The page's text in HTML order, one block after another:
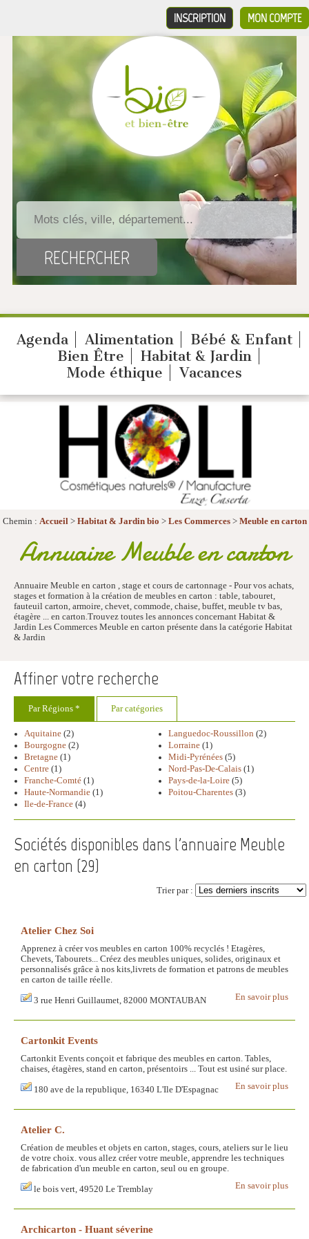
MON COMPTE
INSCRIPTION
Agenda Alimentation
Bébé & Enfant
Bien Être
Habitat & Jardin
Mode éthique
Vacances
Chemin : Accueil> Habitat & Jardin bio > Les Commerces> Meuble en carton
Annuaire Meuble en carton
Annuaire Meuble en carton , stage et cours de cartonnage - Pour vos achats,
stages et formation à la création de meubles en carton : table, tabouret,
fauteuil carton, armoire, chevet, commode, chaise, buffet, meuble tv bas,
étagère ... en carton.Trouvez toutes les annonces concernant Habitat &
Jardin Les Commerces Meuble en carton présente dans la catégorie Habitat
& Jardin
Affiner votre recherche
Par Régions * Par catégories
Aquitaine (2)
Bourgogne (2)
Bretagne (1)
Centre (1)
Franche-Comté (1)
Haute-Normandie (1)
Ile-de-France (4)
Languedoc-Roussillon (2)
Lorraine (1)
Midi-Pyrénées (5)
Nord-Pas-De-Calais (1)
Pays-de-la-Loire (5)
Poitou-Charentes (3)
Sociétés disponibles dans l'annuaire Meuble
en carton (29)
Trier par :
Atelier Chez Soi
Apprenez à créer vos meubles en carton 100% recyclés ! Etagères,
Chevets, Tabourets... Créez des meubles uniques, solides, originaux et
personnalisés grâce à nos kits,livrets de formation et patrons de meubles
en carton de taille réelle.
En savoir plus
3 rue Henri Guillaumet, 82000 MONTAUBAN
Cartonkit Events
Cartonkit Events conçoit et fabrique des meubles en carton. Tables,
chaises, étagères, stand en carton, présentoirs ... Tout est usiné sur place.
En savoir plus
180 ave de la republique, 16340 L'Ile D'Espagnac
Atelier C.
Création de meubles et objets en carton, stages, cours, ateliers sur le lieu
de votre choix. vous allez créer votre meuble, apprendre les techniques
de fabrication d'un meuble en carton, seul ou en groupe.
En savoir plus
le bois vert, 49520 Le Tremblay
Archicarton - Huant séverine